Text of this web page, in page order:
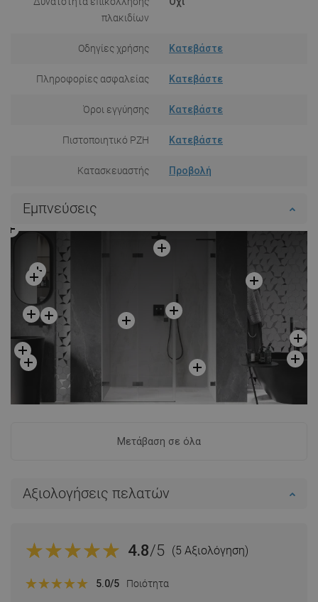
πλακιδίων
Οδηγίες χρήσης Κατεβάστε
Πληροφορίες ασφαλείας Κατεβάστε
Όροι εγγύησης Κατεβάστε
Πιστοποιητικό PZH Κατεβάστε
Κατασκευαστής Προβολή
Εμπνεύσεις
Μετάβαση σε όλα
Αξιολογήσεις πελατών
4.8/5 (5 Αξιολόγηση)
5.0/5 Ποιότητα